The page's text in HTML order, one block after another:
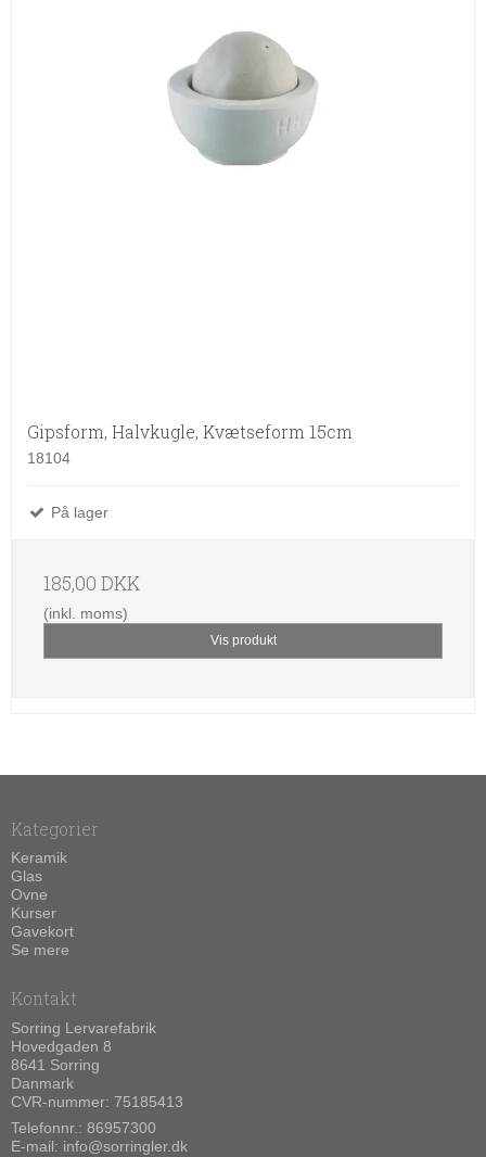
Gipsform, Halvkugle, Kvætseform 15cm
18104
På lager
185,00 DKK
(inkl. moms)
Vis produkt
Kategorier
Keramik
Glas
Ovne
Kurser
Gavekort
Se mere
Kontakt
Sorring Lervarefabrik
Hovedgaden 8
8641 Sorring
Danmark
CVR-nummer: 75185413
Telefonnr.: 86957300
E-mail: info@sorringler.dk